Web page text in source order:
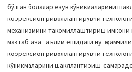
бўлган болалар ёзув кўникмаларини
коррексион-ривожлантирувчи
механизмини такомиллаштириш имкони
мактабгача таълим ёшидаги нутқ
коррексион-ривожлантирувчи
кўникмаларини шакллантириш